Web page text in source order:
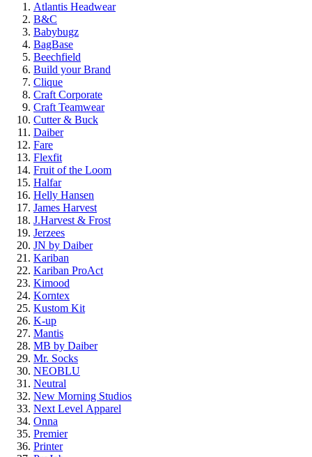
Atlantis Headwear
B&C
Babybugz
BagBase
Beechfield
Build your Brand
Clique
Craft Corporate
Craft Teamwear
Cutter & Buck
Daiber
Fare
Flexfit
Fruit of the Loom
Halfar
Helly Hansen
James Harvest
J.Harvest & Frost
Jerzees
JN by Daiber
Kariban
Kariban ProAct
Kimood
Korntex
Kustom Kit
K-up
Mantis
MB by Daiber
Mr. Socks
NEOBLU
Neutral
New Morning Studios
Next Level Apparel
Onna
Premier
Printer